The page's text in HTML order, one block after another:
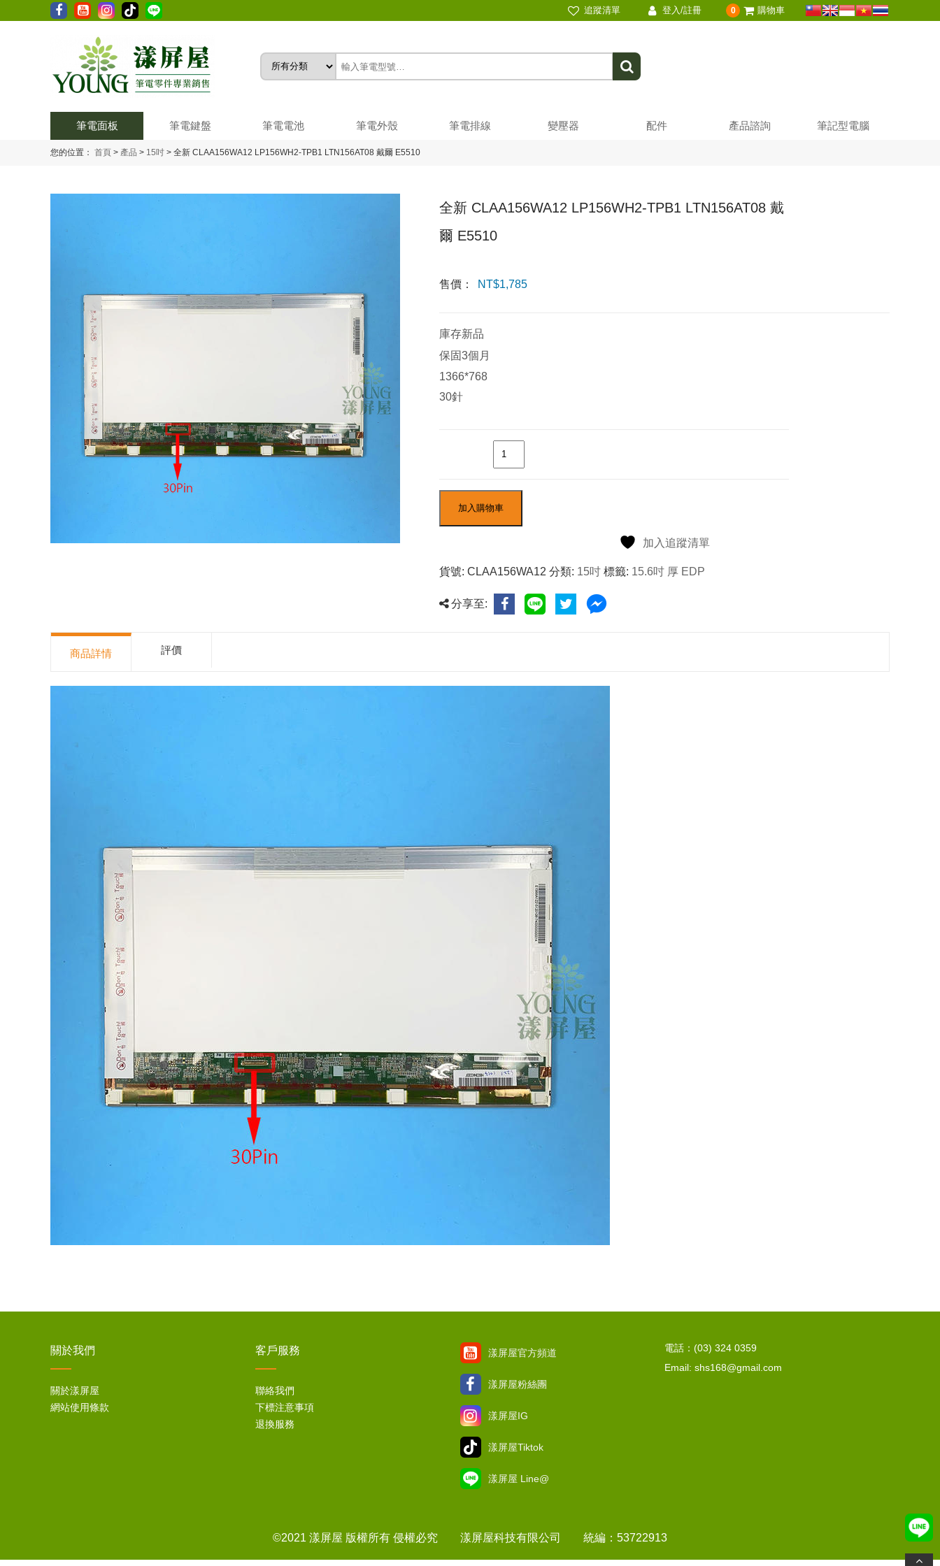
追蹤清單 登入/註冊 0 購物車
筆電面板 筆電鍵盤 筆電電池 筆電外殼 筆電排線 變壓器 配件 產品諮詢 筆記型電腦
您的位置： 首頁 > 產品 > 15吋 > 全新 CLAA156WA12 LP156WH2-TPB1 LTN156AT08 戴爾 E5510
全新 CLAA156WA12 LP156WH2-TPB1 LTN156AT08 戴
爾 E5510
售價： NT$1,785
庫存新品
保固3個月
1366*768
30針
加入購物車
加入追蹤清單
貨號:CLAA156WA12 分類: 15吋 標籤: 15.6吋 厚 EDP
分享至:
商品詳情 評價
關於我們
關於漾屏屋
網站使用條款
客戶服務
聯絡我們
下標注意事項
退換服務
漾屏屋官方頻道
漾屏屋粉絲團
漾屏屋IG
漾屏屋Tiktok
漾屏屋 Line@
電話：(03) 324 0359
Email: shs168@gmail.com
©2021 漾屏屋 版權所有 侵權必究 漾屏屋科技有限公司 統編：53722913